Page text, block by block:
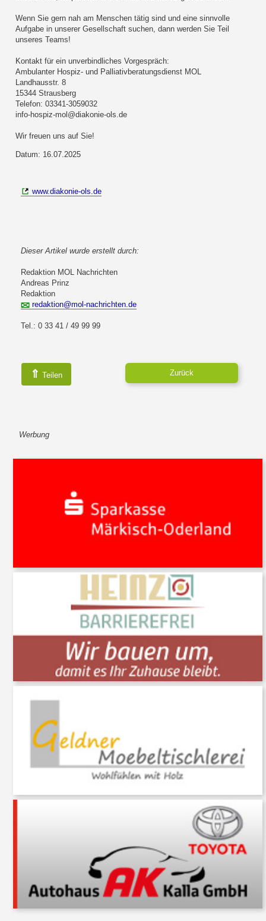
Wenn Sie gern nah am Menschen tätig sind und eine sinnvolle
Aufgabe in unserer Gesellschaft suchen, dann werden Sie Teil
unseres Teams!
Kontakt für ein unverbindliches Vorgespräch:
Ambulanter Hospiz- und Palliativberatungsdienst MOL
Landhausstr. 8
15344 Strausberg
Telefon: 03341-3059032
info-hospiz-mol@diakonie-ols.de
Wir freuen uns auf Sie!
Datum: 16.07.2025
www.diakonie-ols.de
Dieser Artikel wurde erstellt durch:
Redaktion MOL Nachrichten
Andreas Prinz
Redaktion
redaktion@mol-nachrichten.de
Tel.: 0 33 41 / 49 99 99
⇑ Teilen Zurück
Werbung